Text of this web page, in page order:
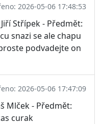
2026-05-06 17:48:53
Střípek - Předmět:
snazi se ale chapu
podvadejte on
2026-05-06 17:47:09
Mlček - Předmět:
curak